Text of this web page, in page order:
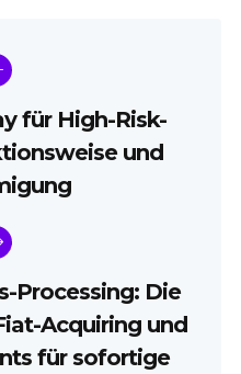
für High-Risk-
und
Processing: Die
Acquiring und
für sofortige